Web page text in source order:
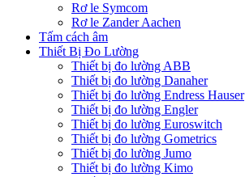
Rơ le Symcom
Rơ le Zander Aachen
Tấm cách âm
Thiết Bị Đo Lường
Thiết bị đo lường ABB
Thiết bị đo lường Danaher
Thiết bị đo lường Endress Hauser
Thiết bị đo lường Engler
Thiết bị đo lường Euroswitch
Thiết bị đo lường Gometrics
Thiết bị đo lường Jumo
Thiết bị đo lường Kimo